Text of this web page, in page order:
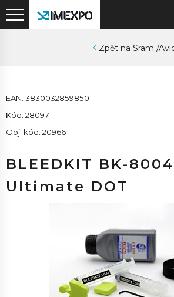
Sram /
EAN: 3830032859850
Kód: 28097
Obj. kód: 20966
BLEEDKIT BK-
Ultimate DOT